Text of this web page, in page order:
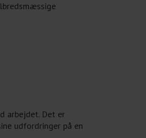
arbejdet. Det er
udfordringer på en